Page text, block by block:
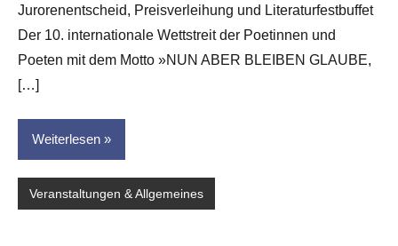
Jurorenentscheid, Preisverleihung und Literaturfestbuffet
Der 10. internationale Wettstreit der Poetinnen und
Poeten mit dem Motto »NUN ABER BLEIBEN GLAUBE,
[…]
Weiterlesen
Veranstaltungen & Allgemeines